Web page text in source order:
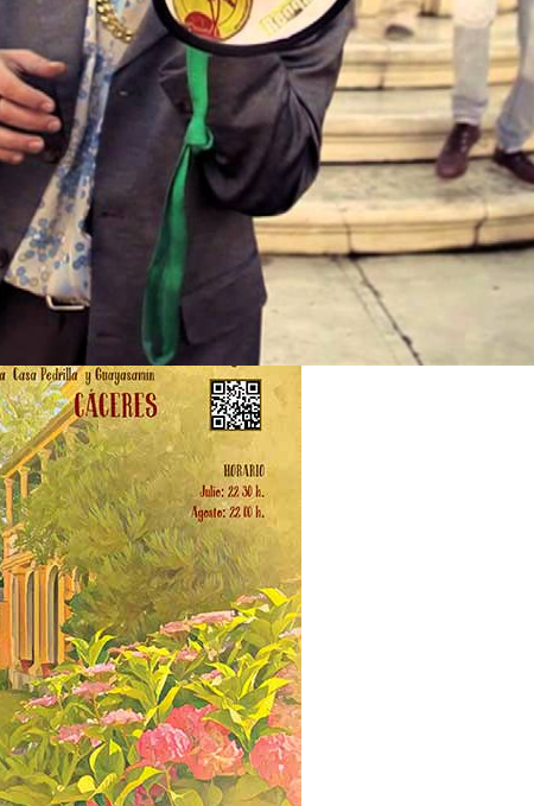
se ha comprometido con la cultura y con los
los eventos culturales.